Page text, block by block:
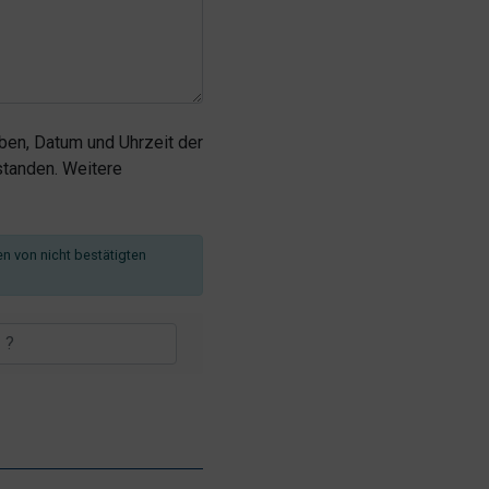
Datum und Uhrzeit der
Weitere
von nicht bestätigten